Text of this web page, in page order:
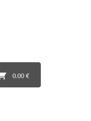
0,00 €